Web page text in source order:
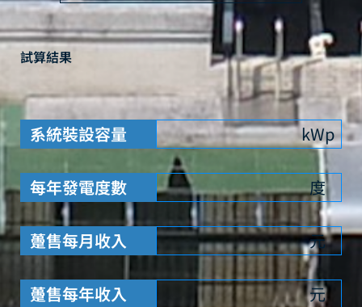
試算結果
系統裝設容量 kWp
每年發電度數 度
躉售每月收入 元
躉售每年收入 元